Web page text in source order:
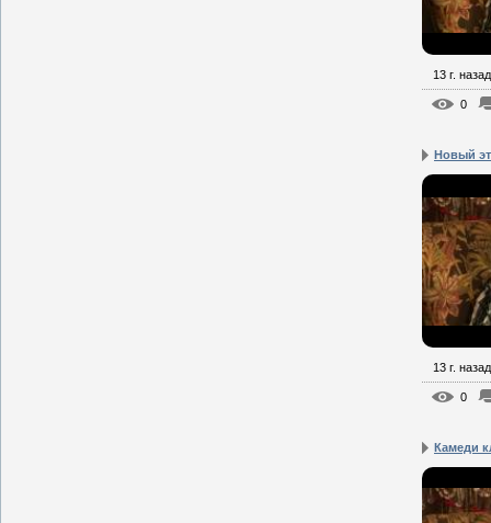
13 г. назад
0
Новый
13 г. назад
0
Камеди